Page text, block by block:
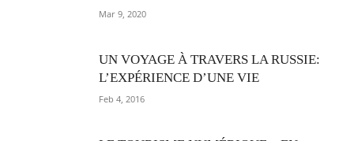
Mar 9, 2020
UN VOYAGE À TRAVERS LA RUSSIE:
L’EXPÉRIENCE D’UNE VIE
Feb 4, 2016